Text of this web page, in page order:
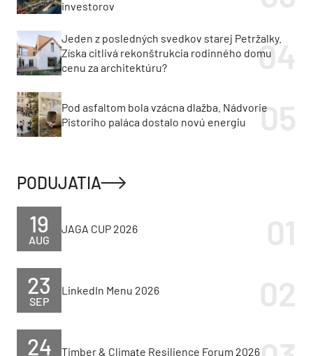
investorov
Jeden z posledných svedkov starej Petržalky.
Získa citlivá rekonštrukcia rodinného domu
cenu za architektúru?
Pod asfaltom bola vzácna dlažba. Nádvorie
Pistoriho paláca dostalo novú energiu
PODUJATIA
AUG
19 JAGA CUP 2026
SEP
23 LinkedIn Menu 2026
24 Timber & Climate Resilience Forum 2026